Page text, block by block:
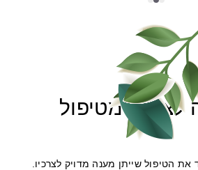
לצפות מטיפול
הטיפול שייתן מענה מדויק לצרכיו.